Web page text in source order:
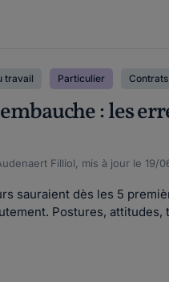
travail Particulier
: les
Filliol, mis à jour le 19/
sauraient dès les 5
Postures,